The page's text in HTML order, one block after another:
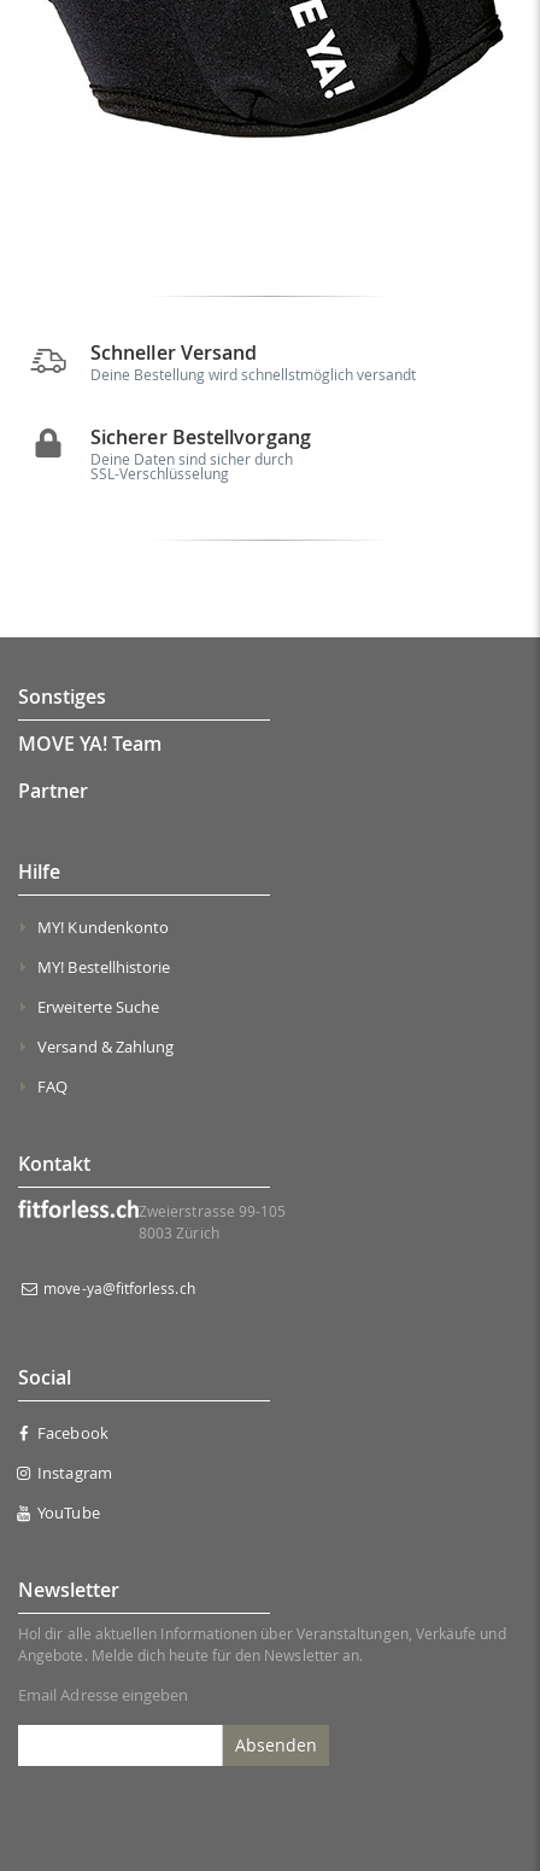
Schneller Versand
Deine Bestellung wird schnellstmöglich versandt
Sicherer Bestellvorgang
Deine Daten sind sicher durch
SSL-Verschlüsselung
Sonstiges
MOVE YA! Team
Partner
Hilfe
MY! Kundenkonto
MY! Bestellhistorie
Erweiterte Suche
Versand & Zahlung
FAQ
Kontakt
Zweierstrasse 99-105
8003 Zürich
move-ya@fitforless.ch
Social
Facebook
Instagram
YouTube
Newsletter
Hol dir alle aktuellen Informationen über Veranstaltungen, Verkäufe und
Angebote. Melde dich heute für den Newsletter an.
Email Adresse eingeben
Absenden